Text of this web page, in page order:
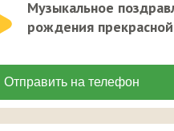
Музыкальное
рождения